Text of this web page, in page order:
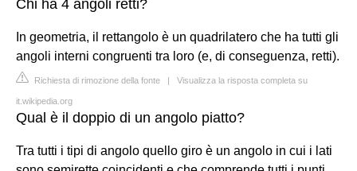
Chi ha 4 angoli retti?
In geometria, il rettangolo è un quadrilatero che ha tutti gli
angoli interni congruenti tra loro (e, di conseguenza, retti).
Richiesta di rimozione della fonte | Visualizza la risposta completa su
it.wikipedia.org
Qual è il doppio di un angolo piatto?
Tra tutti i tipi di angolo quello giro è un angolo in cui i lati